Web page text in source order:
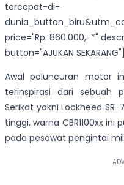
tercepat-di-
price="Rp. 860.000,-*"
button="AJUKAN SEKARANG"]
Awal peluncuran motor
terinspirasi dari sebuah
Serikat yakni Lockheed
tinggi, warna CBR1100xx
pada pesawat pengintai